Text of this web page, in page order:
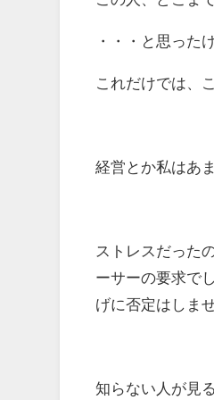
・・・と思った
これだけでは、
経営とか私はあ
ストレスだった
ーサーの要求で
げに否定はしま
知らない人が見